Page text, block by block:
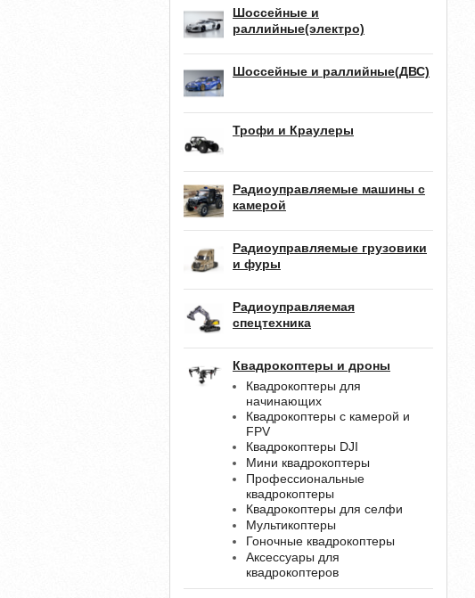
Шоссейные и
раллийные(электро)
Шоссейные и раллийные(ДВС)
Трофи и Краулеры
Радиоуправляемые машины с
камерой
Радиоуправляемые грузовики
и фуры
Радиоуправляемая
спецтехника
Квадрокоптеры и дроны
Квадрокоптеры для
начинающих
Квадрокоптеры с камерой и
FPV
Квадрокоптеры DJI
Мини квадрокоптеры
Профессиональные
квадрокоптеры
Квадрокоптеры для селфи
Мультикоптеры
Гоночные квадрокоптеры
Аксессуары для
квадрокоптеров